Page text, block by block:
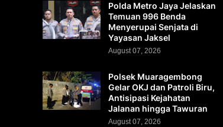
Polda Metro Jaya Jelaskan
Temuan 996 Benda
Menyerupai Senjata di
Yayasan Jaksel
August 07, 2026
Polsek Muaragembong
Gelar OKJ dan Patroli Biru,
Antisipasi Kejahatan
Jalanan hingga Tawuran
August 07, 2026